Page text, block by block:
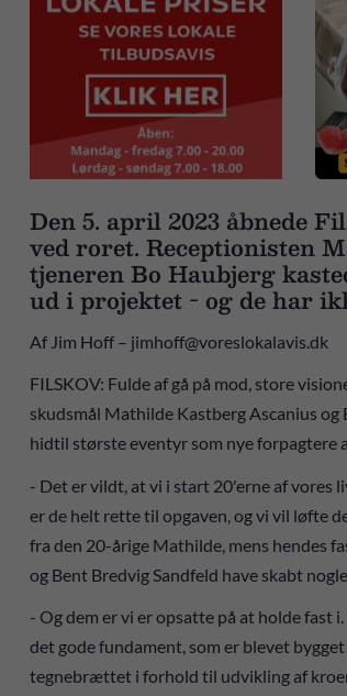
Den 5. april 2023 åbnede
ved roret. Receptionisten
tjeneren Bo Haubjerg
ud i projektet ️- og de har
Af Jim Hoff – jimhoff@voreslokalavis.dk
FILSKOV: Fulde af gå på mod, store
skudsmål Mathilde Kastberg Ascanius og
hidtil største eventyr som nye forpagtere
- Det er vildt, at vi i start 20'erne af vores
er de helt rette til opgaven, og vi vil løfte
fra den 20-årige Mathilde, mens hendes
og Bent Bredvig Sandfeld have skabt
- Og dem er vi er opsatte på at holde fast
det gode fundament, som er blevet
tegnebrættet i forhold til udvikling af